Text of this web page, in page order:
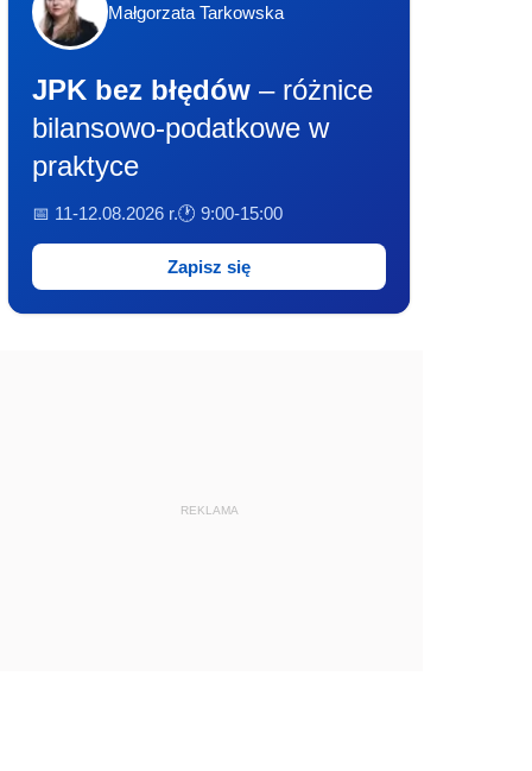
Małgorzata Tarkowska
JPK bez błędów – różnice
bilansowo-podatkowe w
praktyce
📅 11-12.08.2026 r.🕐 9:00-15:00
Zapisz się
REKLAMA